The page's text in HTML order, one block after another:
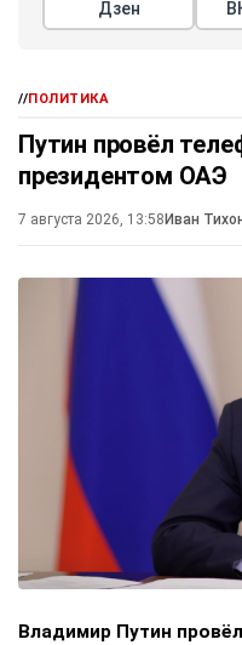
Дзен
//ПОЛИТИКА
Путин провёл
президентом ОАЭ
7 августа 2026, 13:58Иван
Владимир Путин